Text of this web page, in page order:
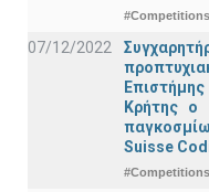
#Competitions
07/12/2022
Κρήτης ο
Suisse
#Competitions